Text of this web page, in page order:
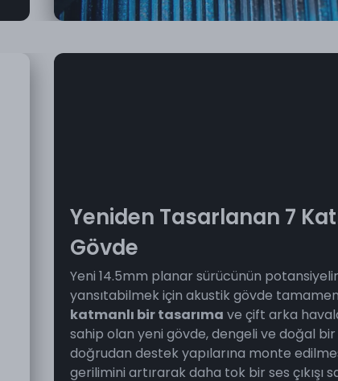
Yeniden Tasarlanan 7
Gövde
Yeni 14.5mm planar sürücünün
yansıtabilmek için akustik gövde
katmanlı bir tasarıma ve çift arka
sahip olan yeni gövde, dengeli ve doğal
doğrudan destek yapılarına monte
gerilimini artırarak daha tok bir ses çıkışı